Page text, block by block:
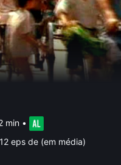
min •
eps de (em média)